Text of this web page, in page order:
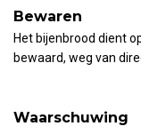
Bewaren
Het bijenbrood dient
bewaard, weg van
Waarschuwing